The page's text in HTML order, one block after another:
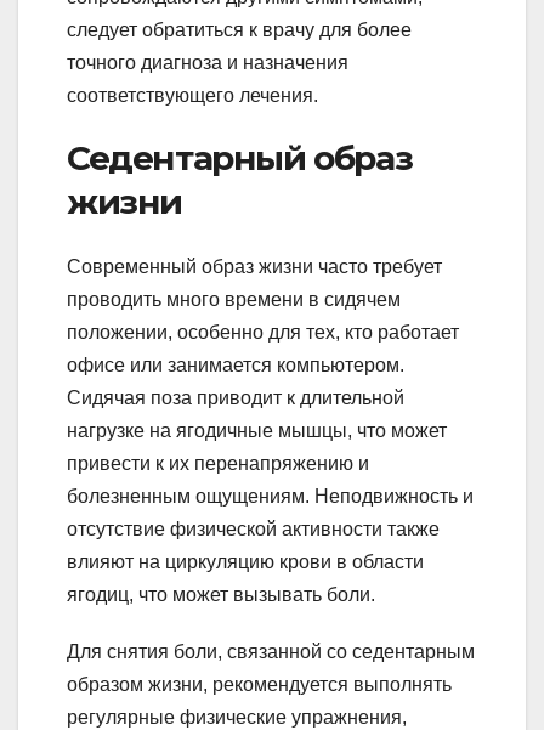
следует обратиться к врачу для более
точного диагноза и назначения
соответствующего лечения.
Седентарный образ
жизни
Современный образ жизни часто требует
проводить много времени в сидячем
положении, особенно для тех, кто работает
офисе или занимается компьютером.
Сидячая поза приводит к длительной
нагрузке на ягодичные мышцы, что может
привести к их перенапряжению и
болезненным ощущениям. Неподвижность и
отсутствие физической активности также
влияют на циркуляцию крови в области
ягодиц, что может вызывать боли.
Для снятия боли, связанной со седентарным
образом жизни, рекомендуется выполнять
регулярные физические упражнения,